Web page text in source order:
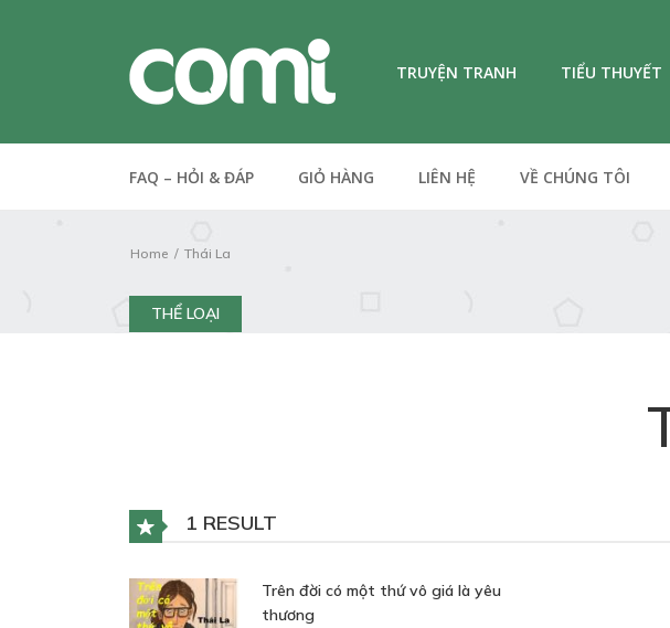
TRUYỆN TRANH TIỂU THUYẾT
FAQ – HỎI & ĐÁP GIỎ HÀNG LIÊN HỆ VỀ CHÚNG TÔI
Home Thái La
THỂ LOẠI
1 RESULT
Trên đời có một thứ vô giá là yêu
thương